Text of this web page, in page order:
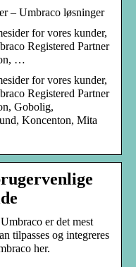
– Umbraco løsninger
for vores kunder,
Registered Partner
…
for vores kunder,
Registered Partner
Gobolig,
Koncenton, Mita
er det mest
tilpasses og integreres
her.